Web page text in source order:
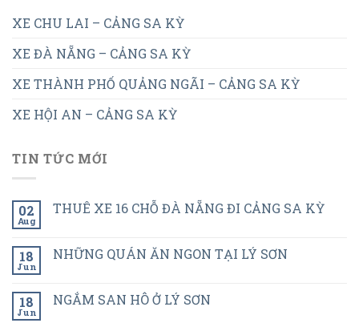
XE CHU LAI – CẢNG SA KỲ
XE ĐÀ NẴNG – CẢNG SA KỲ
XE THÀNH PHỐ QUẢNG NGÃI – CẢNG SA KỲ
XE HỘI AN – CẢNG SA KỲ
TIN TỨC MỚI
02
Aug
THUÊ XE 16 CHỖ ĐÀ NẴNG ĐI CẢNG SA KỲ
18
Jun
NHỮNG QUÁN ĂN NGON TẠI LÝ SƠN
18
Jun
NGẮM SAN HÔ Ở LÝ SƠN